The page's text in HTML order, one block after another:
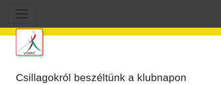
Csillagokról beszéltünk a klubnapon